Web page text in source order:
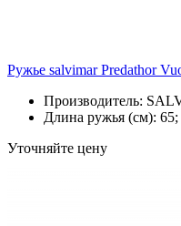
Ружье salvimar Predathor
Производитель:
Длина ружья (см): 65;
Уточняйте цену